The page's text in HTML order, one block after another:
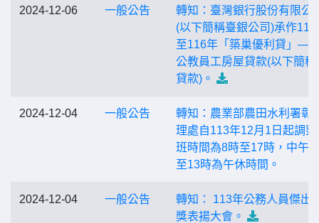
2024-12-06 一般公告
轉知：臺灣銀行股份有限公
(以下簡稱臺銀公司)承作114
至116年「築巢優利貸」—
公教員工房屋貸款(以下簡稱
貸款)。
2024-12-04 一般公告
轉知：農業部農田水利署彰
理處自113年12月1日起調整
班時間為8時至17時，中午
至13時為午休時間。
2024-12-04 一般公告
轉知： 113年公務人員傑出
獎表揚大會。